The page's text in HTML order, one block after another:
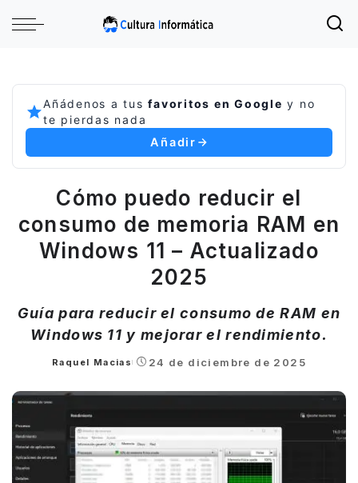
Añádenos a tusfavoritos en Google y no
te pierdas nada
Añadir
Cómo puedo reducir el
consumo de memoria RAM en
Windows 11 – Actualizado
2025
Guía para reducir el consumo de RAM en
Windows 11 y mejorar el rendimiento.
Posted
Raquel Macias 24 de diciembre de 2025